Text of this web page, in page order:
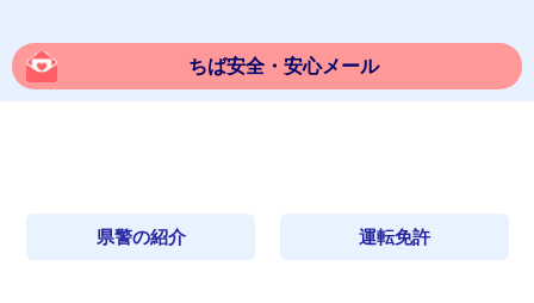
ちば安全・安心メール
県警の紹介 運転免許